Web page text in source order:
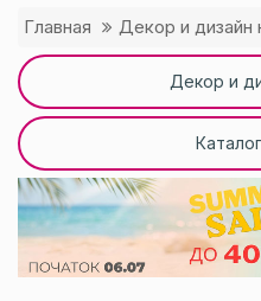
Главная Декор и дизайн
Декор и